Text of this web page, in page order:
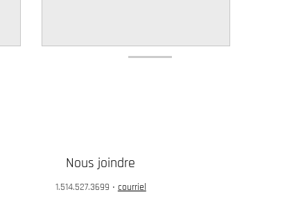
Nous joindre
1.514.527.3699 • courriel